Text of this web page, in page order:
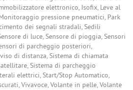
elettronico, Isofix, Leve al
pressione pneumatici, Park
dei segnali stradali, Sedili
di luce, Sensore di pioggia, Sensori
di parcheggio posteriori,
di distanza, Sistema di chiamata
Sistema di parcheggio
elettrici, Start/Stop Automatico,
Vivavoce, Volante in pelle, Volante